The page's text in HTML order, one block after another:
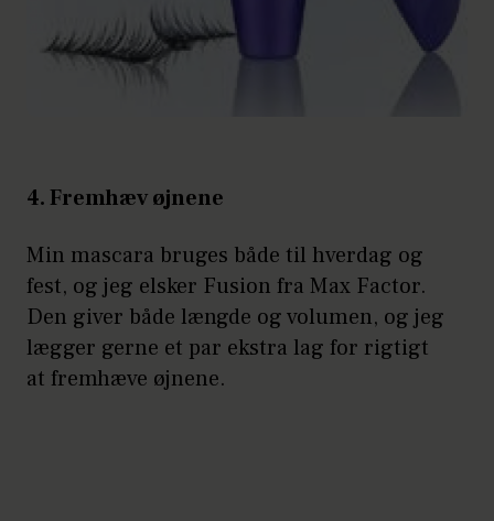
4. Fremhæv øjnene
Min mascara bruges både til hverdag og
fest, og jeg elsker Fusion fra Max Factor.
Den giver både længde og volumen, og jeg
lægger gerne et par ekstra lag for rigtigt
at fremhæve øjnene.